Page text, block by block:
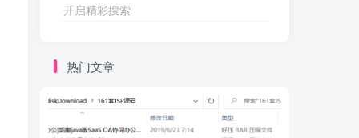
开启精彩搜索
热门文章